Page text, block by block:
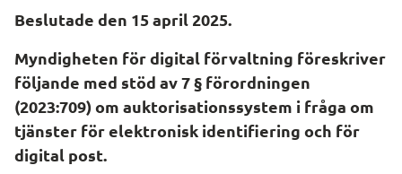
Beslutade den 15 april 2025.
Myndigheten för digital förvaltning föreskriver
följande med stöd av 7 § förordningen
(2023:709) om auktorisationssystem i fråga om
tjänster för elektronisk identifiering och för
digital post.